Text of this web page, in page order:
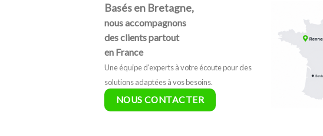
Basés en Bretagne,
nous accompagnons
des clients partout
en France
Une équipe d'experts à votre écoute pour des
solutions adaptées à vos besoins.
NOUS CONTACTER